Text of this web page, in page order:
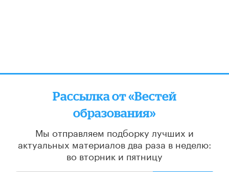
Рассылка от «Вестей
образования»
Мы отправляем подборку лучших и
актуальных материалов два раза в неделю:
во вторник и пятницу